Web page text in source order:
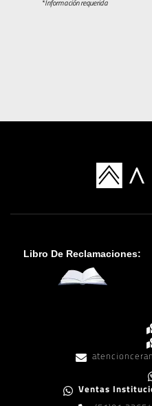
*Información requerida
Ventas
Libro De Reclamaciones: